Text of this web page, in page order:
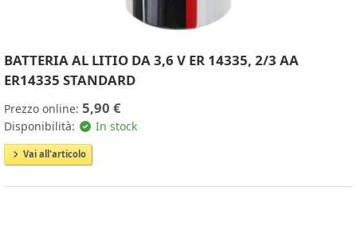
BATTERIA AL LITIO DA 3,6 V ER 14335, 2/3 AA
ER14335 STANDARD
Prezzo online: 5,90 €
Disponibilità: In stock
Vai all'articolo